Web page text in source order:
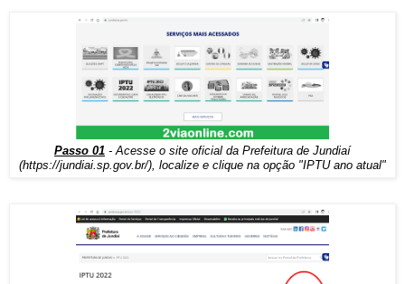
Passo 01 - Acesse o site oficial da Prefeitura de Jundiaí
(https://jundiai.sp.gov.br/), localize e clique na opção "IPTU ano atual"